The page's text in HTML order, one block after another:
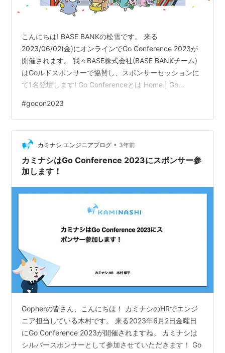
こんにちは! BASE BANKの松雪です。 来る
2023/06/02(金)にオンラインでGo Conference 2023が
開催されます。 我々BASE株式会社(BASE BANKチーム)
はGoルドスポンサーで協賛し、スポンサーセッションに
て1名登壇します! Go Conferenceとは Home | Go
designed by Renee French. Illustrations by tottie. Go
Conferenceは一般社団法人Gophers Japanが主催してい
るプログラミ…
#gocon2023
カミナシ エンジニアブログ • 3年前
カミナシはGo Conference 2023にスポンサー参
加します！
Gopherの皆さん、こんにちは！ カミナシのHRでエンジ
ニア担当している木村です。 来る2023年6月2日金曜日
にGo Conference 2023が開催されますね。 カミナシは
シルバースポンサーとして参加させていただきます！ Go